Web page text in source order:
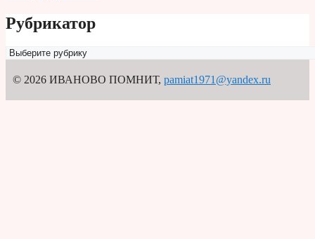
Рубрикатор
Рубрикатор
© 2026 ИВАНОВО ПОМНИТ, pamiat1971@yandex.ru